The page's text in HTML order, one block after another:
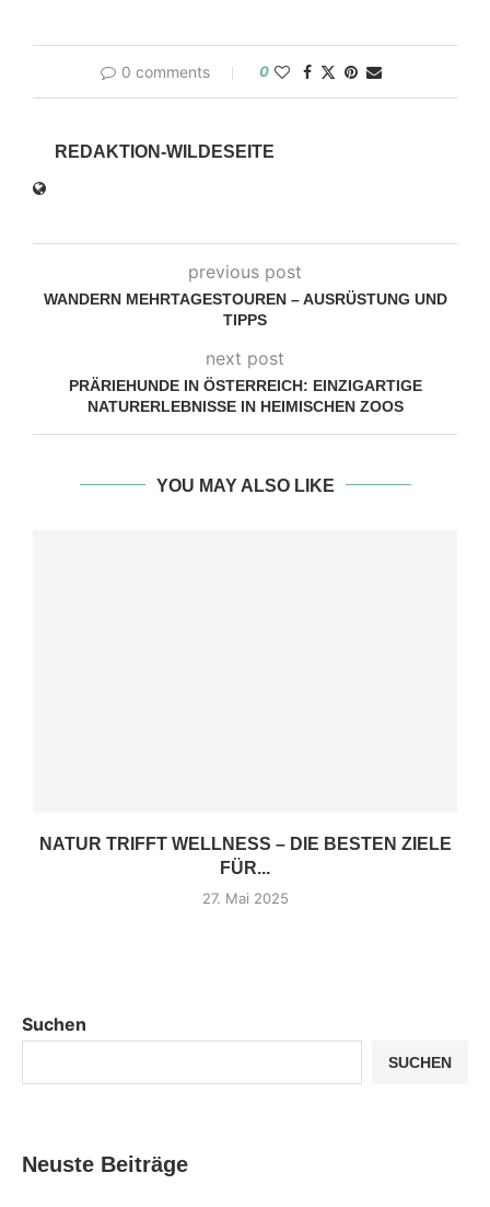
0 comments 0
REDAKTION-WILDESEITE
previous post
WANDERN MEHRTAGESTOUREN – AUSRÜSTUNG UND
TIPPS
next post
PRÄRIEHUNDE IN ÖSTERREICH: EINZIGARTIGE
NATURERLEBNISSE IN HEIMISCHEN ZOOS
YOU MAY ALSO LIKE
NATUR TRIFFT WELLNESS – DIE BESTEN ZIELE
FÜR...
27. Mai 2025
Suchen
SUCHEN
Neuste Beiträge